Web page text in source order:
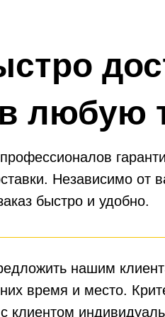
в любую
нашим
время и место.
клиентом
Независимо от
быстро и удобно.